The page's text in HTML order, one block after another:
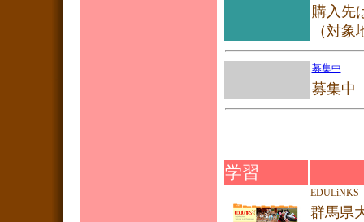
購入先
（対
募集中
募集中
学習
EDULiNKS
群馬県